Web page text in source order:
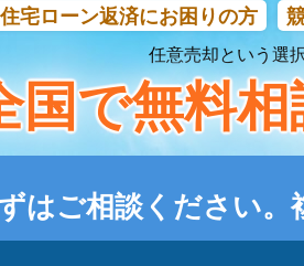
住宅ローン返済にお困りの方
任意売却という選
国で無料
はご相談ください。